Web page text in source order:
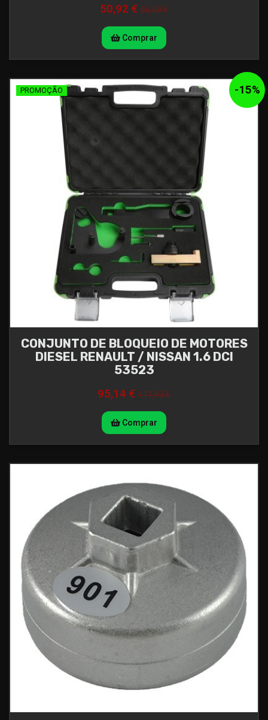
50,92 € 56,58 €
Comprar
-15%
PROMOÇÃO
CONJUNTO DE BLOQUEIO DE MOTORES
DIESEL RENAULT / NISSAN 1.6 DCI
53523
95,14 € 111,93 €
Comprar